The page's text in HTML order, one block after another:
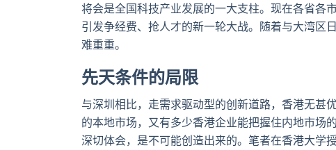
将会是全国科技产业发展的一大支柱。现在各省各
引发争经费、抢人才的新一轮大战。随着与大湾区
难重重。
先天条件的局限
与深圳相比，走需求驱动型的创新道路，香港无甚
的本地市场，又有多少香港企业能把握住内地市场
深切体会，是不可能创造出来的。笔者在香港大学